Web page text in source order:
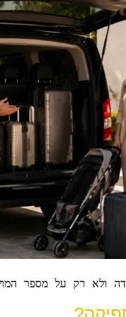
ולא רק על מספר